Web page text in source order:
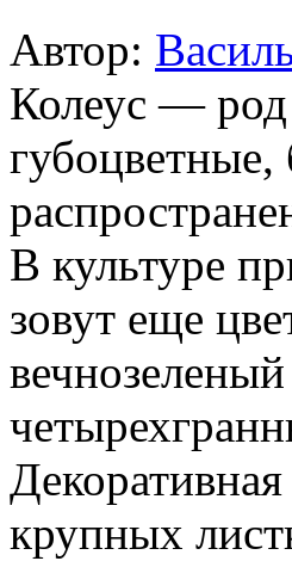
Автор:
Колеус — род
губоцветные,
В культуре
зовут еще
крупных